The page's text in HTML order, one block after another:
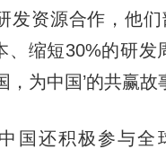
发资源合作，他
、缩短30%的研发
，为中国’的共赢故
还积极参与全